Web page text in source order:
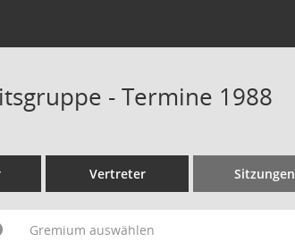
- Termine 1988
Vertreter Sitzungen
Gremium auswählen